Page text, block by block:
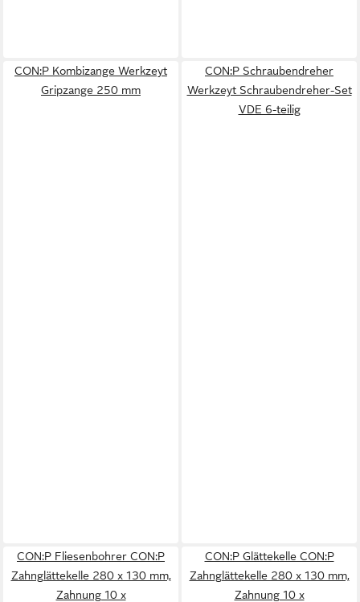
CON:P Kombizange Werkzeyt
Gripzange 250 mm
CON:P Schraubendreher
Werkzeyt Schraubendreher-Set
VDE 6-teilig
CON:P Fliesenbohrer CON:P
Zahnglättekelle 280 x 130 mm,
Zahnung 10 x
CON:P Glättekelle CON:P
Zahnglättekelle 280 x 130 mm,
Zahnung 10 x